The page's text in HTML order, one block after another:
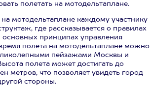
полетать на мотодельтаплане.
мотодельтаплане каждому участнику
где рассказывается о правилах
основных принципах управления
полета на мотодельтаплане можно
пейзажами Москвы и
полета может достигать до
метров, что позволяет увидеть город
стороны.